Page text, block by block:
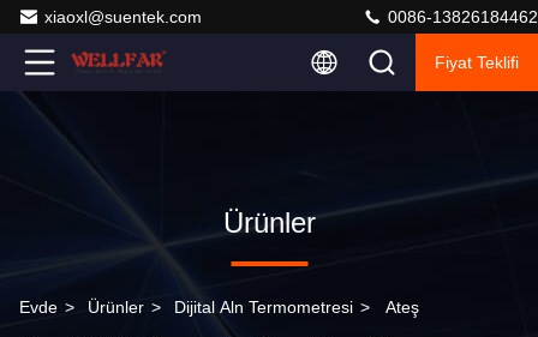
xiaoxl@suentek.com 0086-13826184462
Fiyat Teklifi
Ürünler
Evde > Ürünler > Dijital Aln Termometresi > Ateş